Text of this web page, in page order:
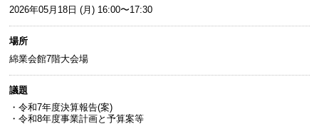
2026年05月18日 (月) 16:00〜17:30
場所
綿業会館7階大会場
議題
・令和7年度決算報告(案)
・令和8年度事業計画と予算案等